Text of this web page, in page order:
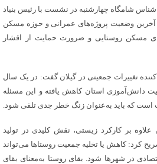
شامگاه چهارشنبه در نشست با رئیس بنیاد
وضعیت پروژه‌های عمرانی و حوزه مسکن
مسکن روستایی و ضرورت حمایت از اقشار
تغییرات جمعیتی در گیلان گفت: در یک سال
نفر از جمعیت دانش‌آموزی استان کاهش یافته و این مسئله
است که باید به‌عنوان زنگ خطر جدی تلقی شود.
علاوه بر کارکرد زیستی، نقش کلیدی در تولید
کرد: کاهش یا تخلیه جمعیت روستاها می‌تواند
در شهرها شود. بقای روستا به‌معنای بقای